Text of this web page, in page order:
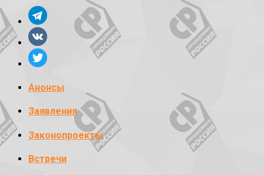
Анонсы
Заявления
Законопроекты
Встречи